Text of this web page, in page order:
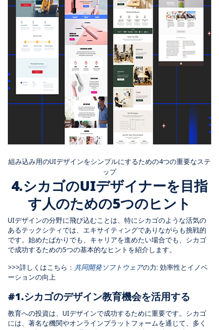
組み込み用のUIデザインをシンプルにするための4つの重要なステ
ップ
4.シカゴのUIデザイナーを目指
す人のための5つのヒント
UIデザインの分野に飛び込むことは、特にシカゴのような活気の
あるテックシティでは、エキサイティングでありながらも挑戦的
です。始めたばかりでも、キャリアを進めたい場合でも、シカゴ
で成功するための5つの基本的なヒントを紹介します。
>>>詳しくはこちら： 共同開発ソフトウェアの力: 効率性とイノベ
ーションの向上
#1.シカゴのデザイン教育機会を活用する
教育への投資は、UIデザインで成功するために重要です。シカゴ
には、著名な機関やオンラインプラットフォームを通じて、多く